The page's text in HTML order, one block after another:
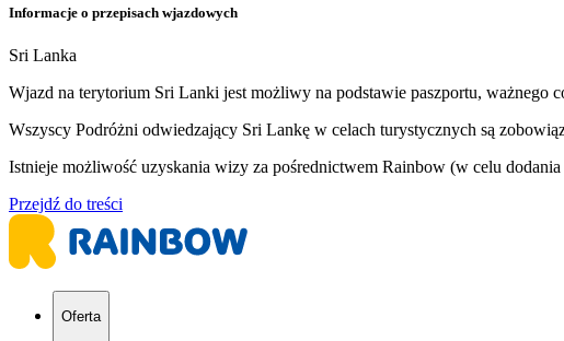
Informacje o przepisach wjazdowych
Sri Lanka
Wjazd na terytorium Sri Lanki jest możliwy na podstawie paszportu, ważnego
Wszyscy Podróżni odwiedzający Sri Lankę w celach turystycznych są
Istnieje możliwość uzyskania wizy za pośrednictwem Rainbow (w celu
Przejdź do treści
Oferta